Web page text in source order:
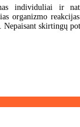
individuliai ir
organizmo
Nepaisant skirtingų